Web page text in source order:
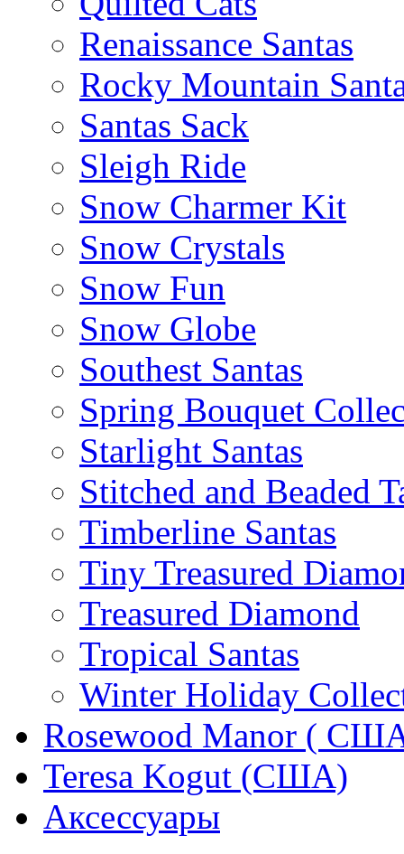
Renaissance Santas
Rocky Mountain
Santas Sack
Sleigh Ride
Snow Charmer Kit
Snow Crystals
Snow Fun
Snow Globe
Southest Santas
Spring Bouquet
Starlight Santas
Stitched and Beaded
Timberline Santas
Tiny Treasured
Treasured Diamond
Tropical Santas
Winter Holiday
Rosewood Manor (
Teresa Kogut (США)
Аксессуары